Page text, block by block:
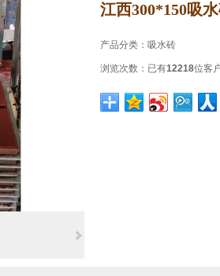
江西300*150吸
产品分类： 吸水砖
浏览次数： 已有12218位客